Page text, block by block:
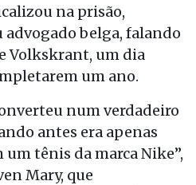
na prisão,
belga, falando
Volkskrant, um dia
um ano.
num verdadeiro
antes era apenas
tênis da marca Nike”,
Mary, que